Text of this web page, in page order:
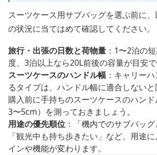
スーツケース用サブバッグを選ぶ前に
の状況に当てはめて確認してください。
旅行・出張の日数と荷物量 ：1〜2泊の
度、3泊以上なら20L前後の容量が目安で
スーツケースのハンドル幅 ：キャリー
るタイプは、ハンドル幅に適合しないと
購入前に手持ちのスーツケースのハン
3〜5cm）を測っておきましょう。
用途の優先順位 ：「機内でのサブバッ
「観光中も持ち歩きたい」など、用途
インや機能が変わります。